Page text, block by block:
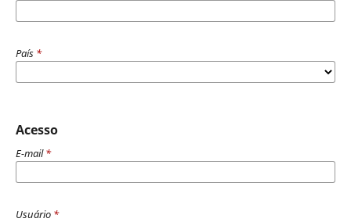
País *
Acesso
E-mail*
Usuário *